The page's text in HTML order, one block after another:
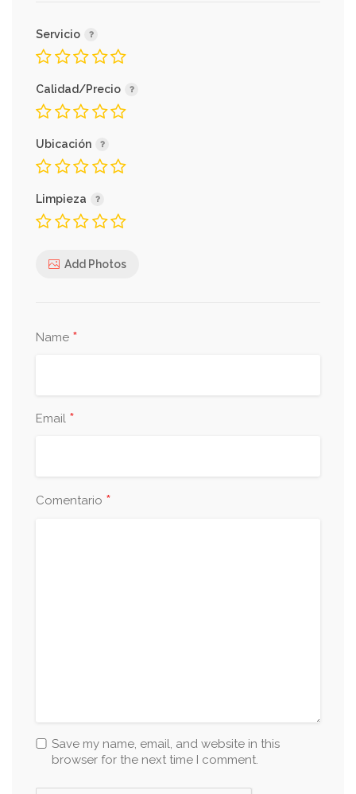
Servicio
Calidad/Precio
Ubicación
Limpieza
Add Photos
Name *
Email *
Comentario *
Save my name, email, and website in this
browser for the next time I comment.